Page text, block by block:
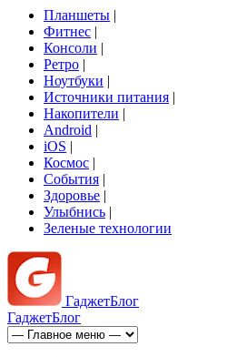
Планшеты |
Фитнес |
Консоли |
Ретро |
Ноутбуки |
Источники питания |
Накопители |
Android |
iOS |
Космос |
События |
Здоровье |
Улыбнись |
Зеленые технологии
ГаджетБлог
ГаджетБлог